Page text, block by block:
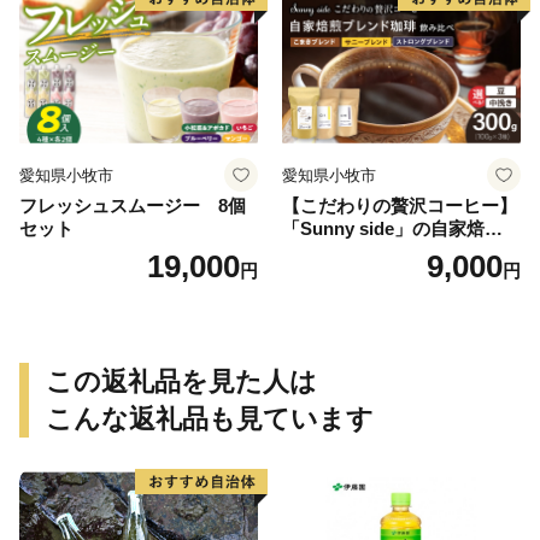
愛知県小牧市
フレッシュスムージー 8個
セット
19,000円
愛知県小牧市
【こだわりの贅沢コーヒー】
「Sunny side」の自家焙煎珈
琲ブレンド珈琲飲み比べセッ
9,000円
この返礼品を見た人は
こんな返礼品も見ています